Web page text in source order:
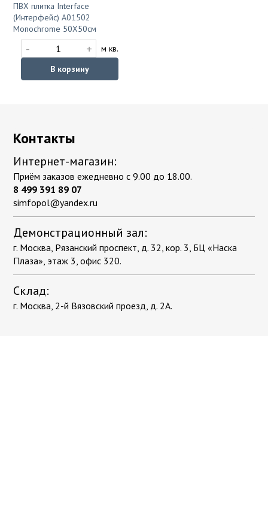
ПВХ плитка Interface
(Интерфейс) A01502
Monochrome 50X50см
- +
м кв.
В корзину
Контакты
Интернет-магазин:
Приём заказов ежедневно с 9.00 до 18.00.
8 499 391 89 07
simfopol@yandex.ru
Демонстрационный зал:
г. Москва, Рязанский проспект, д. 32, кор. 3, БЦ «Наска
Плаза», этаж 3, офис 320.
Склад:
г. Москва, 2-й Вязовский проезд, д. 2А.